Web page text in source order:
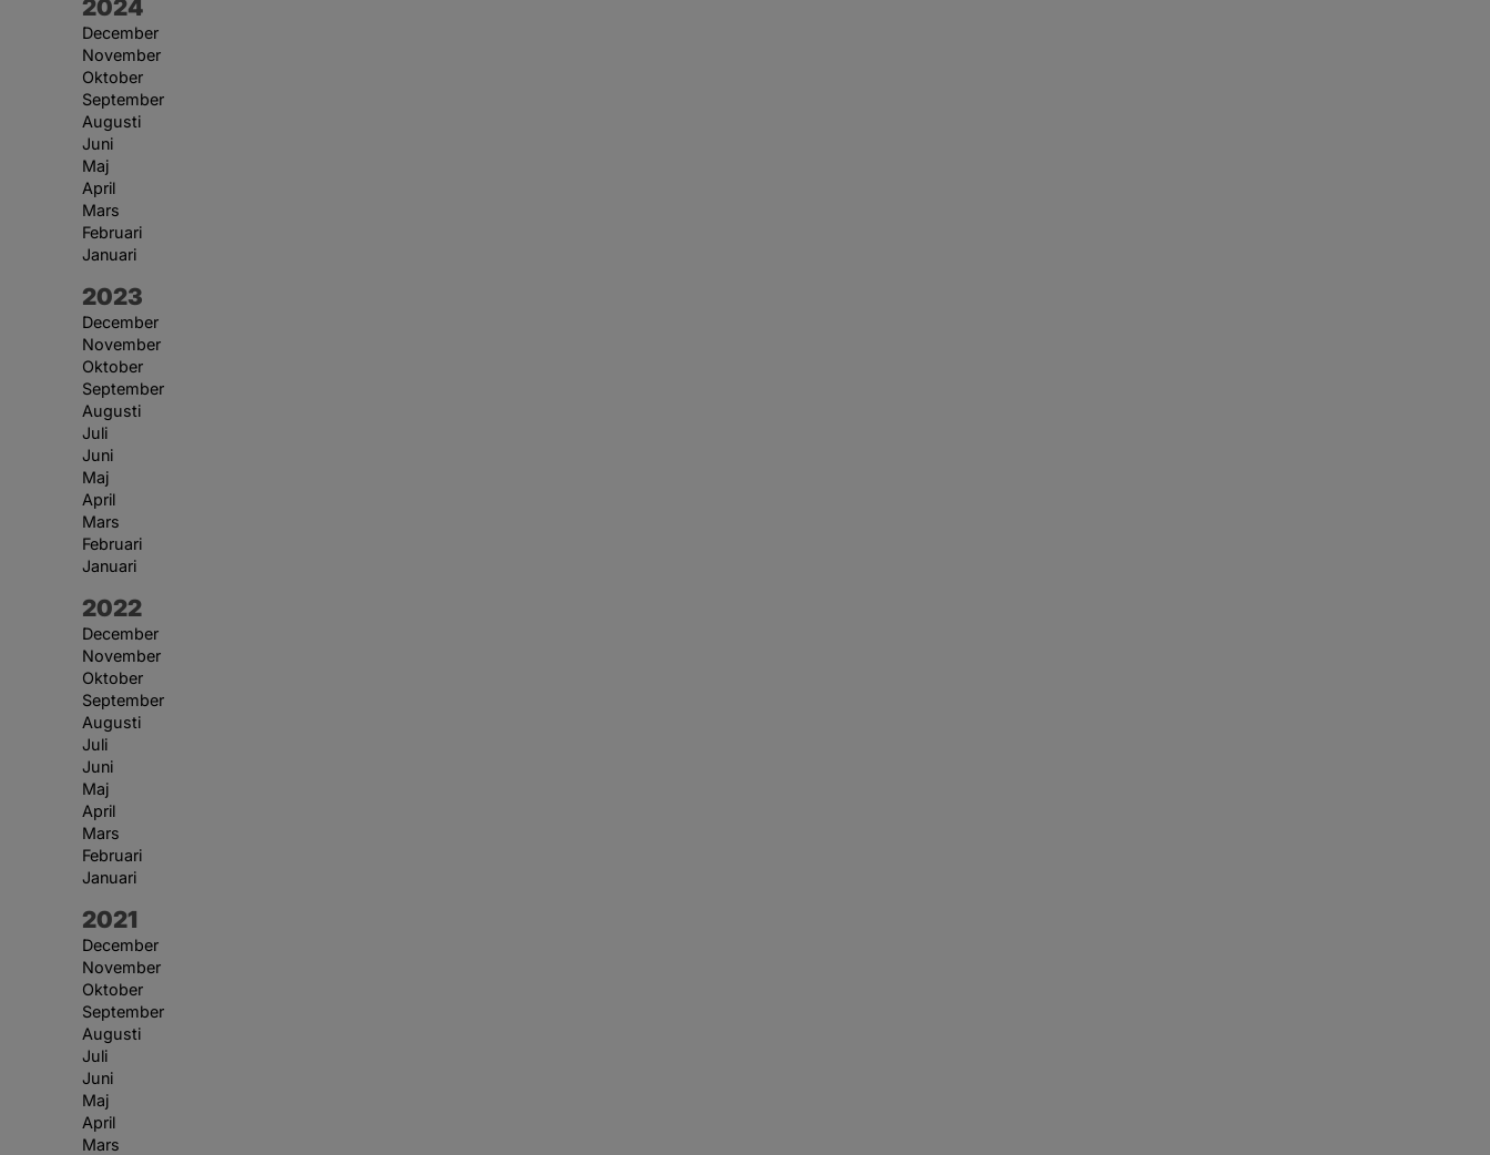
År:
2024
December
November
Oktober
September
Augusti
Juni
Maj
April
Mars
Februari
Januari
År:
2023
December
November
Oktober
September
Augusti
Juli
Juni
Maj
April
Mars
Februari
Januari
År:
2022
December
November
Oktober
September
Augusti
Juli
Juni
Maj
April
Mars
Februari
Januari
År:
2021
December
November
Oktober
September
Augusti
Juli
Juni
Maj
April
Mars